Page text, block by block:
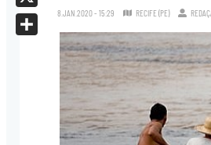
8.JAN.2020 - 15:29 RECIFE (PE)
X